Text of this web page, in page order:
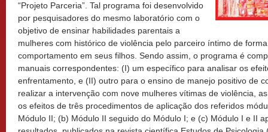
“Projeto Parceria”. Tal programa foi desenvolvido
por pesquisadores do mesmo laboratório com o
objetivo de ensinar habilidades parentais a
mulheres com histórico de violência pelo parceiro íntimo de
comportamento em seus filhos. Sendo assim, o programa é
manuais correspondentes: (I) um específico para analisar os
enfrentamento, e (II) outro para o ensino de manejo positivo de
realizar a intervenção com nove mulheres vítimas de violência,
os efeitos de três procedimentos de aplicação dos referidos
Módulo II; (b) Módulo II seguido do Módulo I; e (c) Módulo I e II